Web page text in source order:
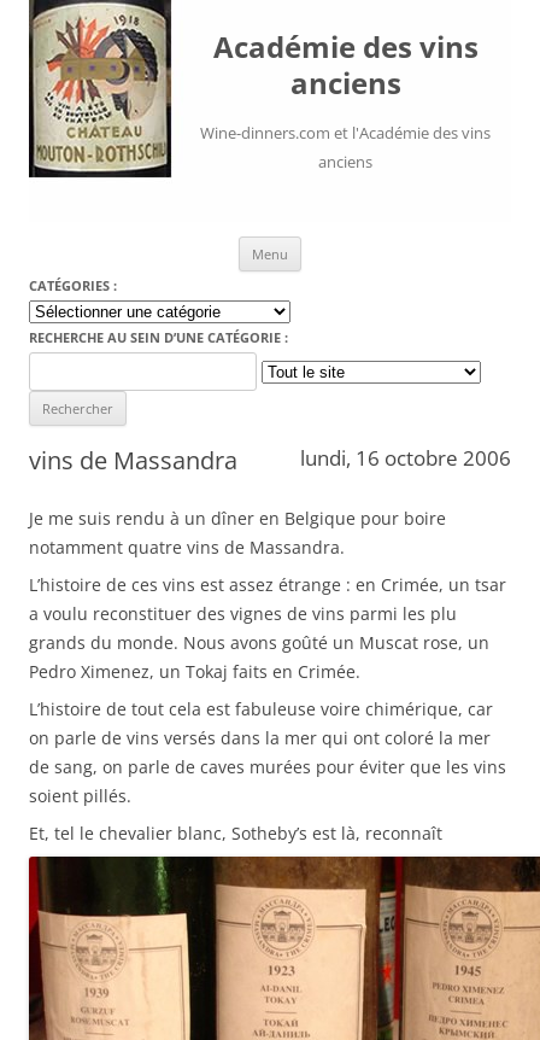
Académie des vins
anciens
Wine-dinners.com et l'Académie des vins
anciens
Menu
CATÉGORIES :
Catégories
:
RECHERCHE AU SEIN D’UNE CATÉGORIE :
for:
vins de Massandra lundi, 16 octobre 2006
Je me suis rendu à un dîner en Belgique pour boire
notamment quatre vins de Massandra.
L’histoire de ces vins est assez étrange : en Crimée, un tsar
a voulu reconstituer des vignes de vins parmi les plu
grands du monde. Nous avons goûté un Muscat rose, un
Pedro Ximenez, un Tokaj faits en Crimée.
L’histoire de tout cela est fabuleuse voire chimérique, car
on parle de vins versés dans la mer qui ont coloré la mer
de sang, on parle de caves murées pour éviter que les vins
soient pillés.
Et, tel le chevalier blanc, Sotheby’s est là, reconnaît